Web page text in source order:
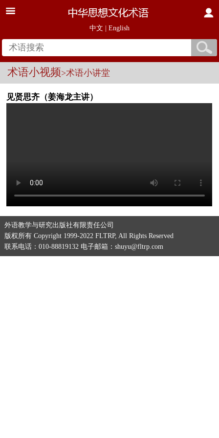
中文 English
术语小视频>术语小讲堂
见贤思齐（姜海龙主讲）
外语教学与研究出版社有限责任公司
版权所有 Copyright 1999-2022 FLTRP, All Rights Reserved
联系电话：010-88819132 电子邮箱：shuyu@fltrp.com